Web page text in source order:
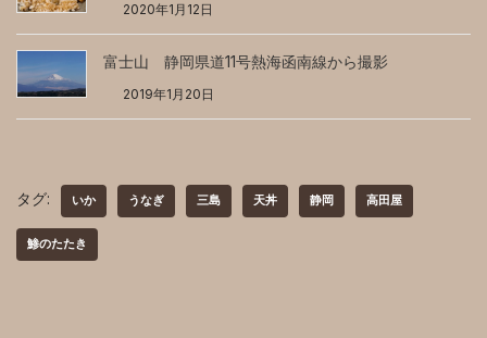
2020年1月12日
富士山 静岡県道11号熱海函南線から撮影
2019年1月20日
タグ: いか うなぎ 三島 天丼 静岡 高田屋
鯵のたたき